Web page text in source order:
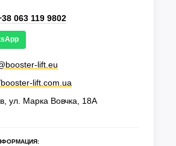
063 119 9802
lift.eu
lift.com.ua
ул. Марка Вовчка, 18А